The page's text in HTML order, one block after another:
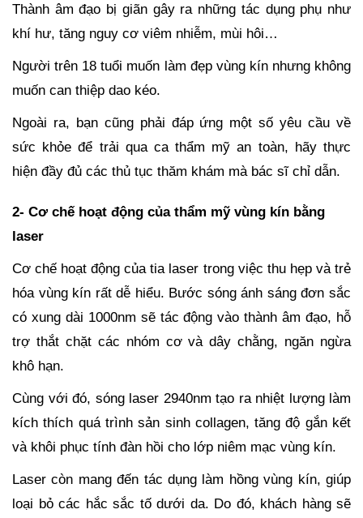
Thành âm đạo bị giãn gây ra những tác dụng phụ như
khí hư, tăng nguy cơ viêm nhiễm, mùi hôi…
Người trên 18 tuổi muốn làm đẹp vùng kín nhưng không
muốn can thiệp dao kéo.
Ngoài ra, bạn cũng phải đáp ứng một số yêu cầu về
sức khỏe để trải qua ca thẩm mỹ an toàn, hãy thực
hiện đầy đủ các thủ tục thăm khám mà bác sĩ chỉ dẫn.
2- Cơ chế hoạt động của thẩm mỹ vùng kín bằng
laser
Cơ chế hoạt động của tia laser trong việc thu hẹp và trẻ
hóa vùng kín rất dễ hiểu. Bước sóng ánh sáng đơn sắc
có xung dài 1000nm sẽ tác động vào thành âm đạo, hỗ
trợ thắt chặt các nhóm cơ và dây chằng, ngăn ngừa
khô hạn.
Cùng với đó, sóng laser 2940nm tạo ra nhiệt lượng làm
kích thích quá trình sản sinh collagen, tăng độ gắn kết
và khôi phục tính đàn hồi cho lớp niêm mạc vùng kín.
Laser còn mang đến tác dụng làm hồng vùng kín, giúp
loại bỏ các hắc sắc tố dưới da. Do đó, khách hàng sẽ